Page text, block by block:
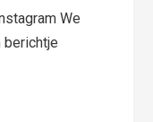
We
berichtje